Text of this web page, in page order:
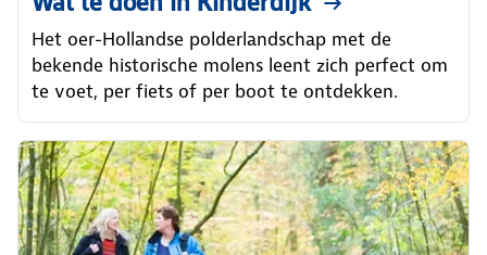
Het oer-Hollandse polderlandschap met de
bekende historische molens leent zich perfect om
te voet, per fiets of per boot te ontdekken.